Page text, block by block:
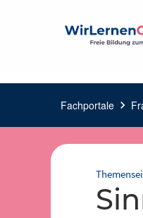
Fachportale chevron_right